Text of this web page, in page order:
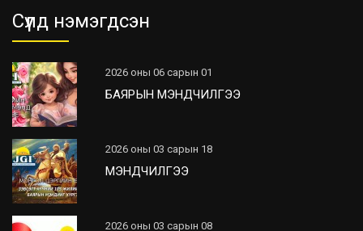
Сүүлд нэмэгдсэн
2026 оны 06 сарын 01
БАЯРЫН МЭНДЧИЛГЭЭ
2026 оны 03 сарын 18
МЭНДЧИЛГЭЭ
2026 оны 03 сарын 08